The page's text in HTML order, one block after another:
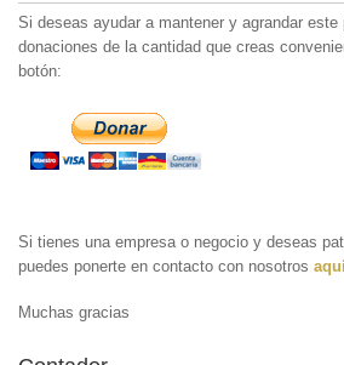
Si deseas ayudar a mantener y agrandar
donaciones de la cantidad que creas
botón:
Si tienes una empresa o negocio y deseas
puedes ponerte en contacto con nosotros
Muchas gracias